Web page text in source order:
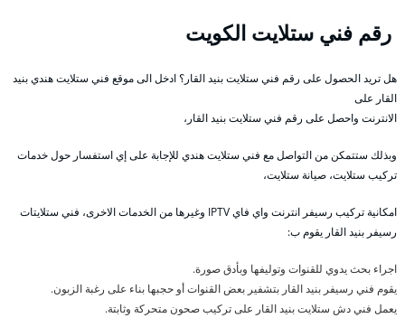
رقم فني ستلايت الكويت
هل تريد الحصول على رقم فني ستلايت بنيد القار؟ ادخل الى موقع فني ستلايت هندي بنيد
القار على
الانترنت واحصل على رقم فني ستلايت بنيد القار،
وبذلك ستتمكن من التواصل مع فني ستلايت هندي للإجابة على إي استفسار حول خدمات
تركيب ستلايت، صيانة ستلايت،
امكانية تركيب رسيفر انترنت واي فاي IPTV وغيرها من الخدمات الاخرى، فني ستلايتات
رسيفر بنيد القار يقوم ب:
اجراء بحث يدوي للقنوات وتوليفها وبأدق صورة.
يقوم فني رسيفر بنيد القار بتشفير بعض القنوات أو حجبها بناء على رغبة الزبون.
يعمل فني دش ستلايت بنيد القار على تركيب صحون متحركة وثابتة.